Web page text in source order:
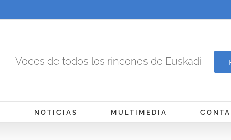
Voces de todos los rincones de Euskadi
NOTICIAS MULTIMEDIA